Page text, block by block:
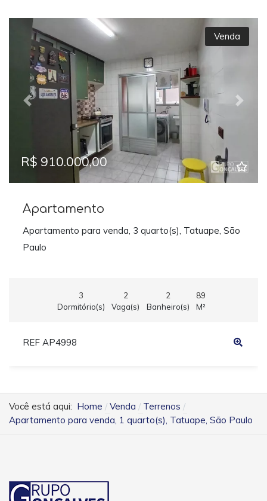
Previous Next
Venda
R$ 910.000,00
Apartamento
Apartamento para venda, 3 quarto(s), Tatuape, São
Paulo
3
Dormitório(s)
2
Vaga(s)
2
Banheiro(s)
89
M²
REF AP4998
Você está aqui: Home Venda
Terrenos
Apartamento para venda, 1 quarto(s), Tatuape, São Paulo